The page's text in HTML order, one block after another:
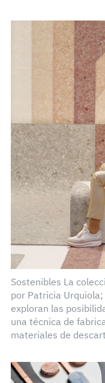
Sostenibles La
por Patricia
exploran las
una técnica de
materiales de